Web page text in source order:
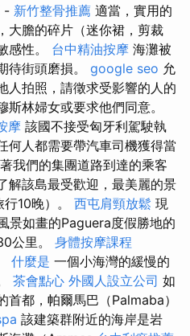
- 新竹整骨推薦 適當，實用的
大膽的碎片（迷你裙，剪裁
感性。 台中精油按摩 海灘被
待街頭磨損。 google seo 允
人拍照，請徵求受影響的人的
林婦女或要求他們同意。
摩 該國不接受匈牙利駕駛執
何人都需要帶汽車司機獲得當
我們的集團道路到達的乘客
解該島最受歡迎，最美麗的景
10晚）。 西屯肩頸放鬆 現
景如畫的Paguera度假勝地的
公里。 身體按摩課程
什麼是 一個小海灣的緩慢的
茶會點心 外國人設立公司 如
都，帕爾馬巴（Palmaba）
該建築群附近的海岸是岩